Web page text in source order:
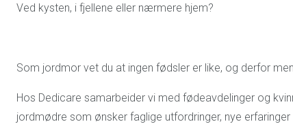
Ved kysten, i fjellene eller nærmere hjem?
Som jordmor vet du at ingen fødsler er like, og derfor
Hos Dedicare samarbeider vi med fødeavdelinger og
jordmødre som ønsker faglige utfordringer, nye